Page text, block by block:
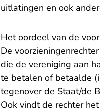
uitlatingen en ook
Het oordeel van de
De
die de vereniging aan
te betalen of betaalde
tegenover de Staat/de
Ook vindt de rechter